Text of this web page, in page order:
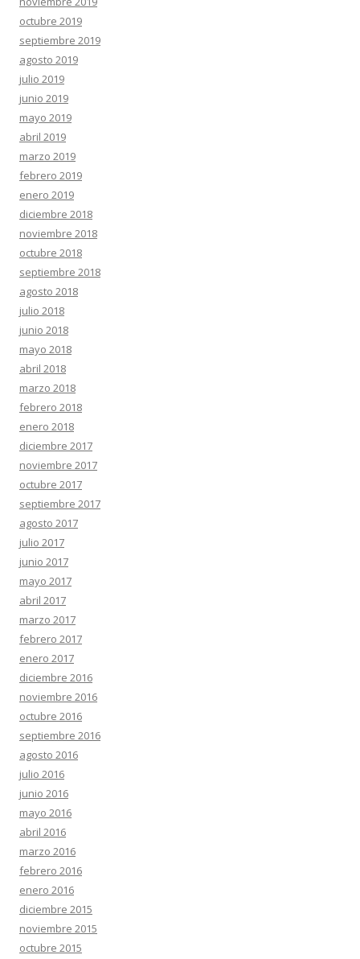
octubre 2019
septiembre 2019
agosto 2019
julio 2019
junio 2019
mayo 2019
abril 2019
marzo 2019
febrero 2019
enero 2019
diciembre 2018
noviembre 2018
octubre 2018
septiembre 2018
agosto 2018
julio 2018
junio 2018
mayo 2018
abril 2018
marzo 2018
febrero 2018
enero 2018
diciembre 2017
noviembre 2017
octubre 2017
septiembre 2017
agosto 2017
julio 2017
junio 2017
mayo 2017
abril 2017
marzo 2017
febrero 2017
enero 2017
diciembre 2016
noviembre 2016
octubre 2016
septiembre 2016
agosto 2016
julio 2016
junio 2016
mayo 2016
abril 2016
marzo 2016
febrero 2016
enero 2016
diciembre 2015
noviembre 2015
octubre 2015